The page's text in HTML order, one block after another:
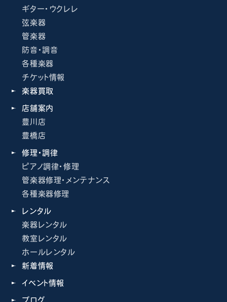
ギター・ウクレレ
弦楽器
管楽器
防音・調音
各種楽器
チケット情報
楽器買取
店舗案内
豊川店
豊橋店
修理・調律
ピアノ調律・修理
管楽器修理・メンテナンス
各種楽器修理
レンタル
楽器レンタル
教室レンタル
ホールレンタル
新着情報
イベント情報
ブログ